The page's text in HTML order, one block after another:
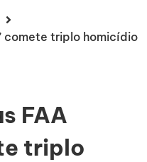
comete triplo homicídio
FAA
triplo